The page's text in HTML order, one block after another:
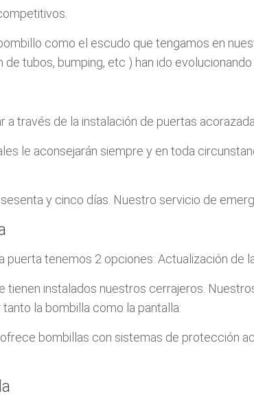
como el escudo que tengamos en
tubos, bumping, etc ) han ido
a través de la instalación de puertas
le aconsejarán siempre y en toda
y cinco días. Nuestro servicio de
puerta tenemos 2 opciones: Actualización de
tienen instalados nuestros cerrajeros.
la bombilla como la pantalla:
bombillas con sistemas de protección